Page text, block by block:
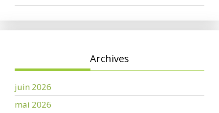
Archives
juin 2026
mai 2026